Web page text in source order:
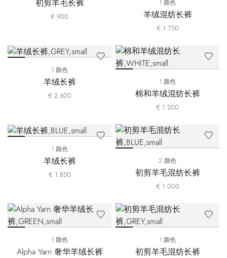
初剪羊毛长裤
€ 900
1 颜色
羊绒混纺长裤
€ 1.750
1 颜色
羊绒长裤
€ 2.600
1 颜色
棉和羊绒混纺长裤
€ 1.200
1 颜色
羊绒长裤
€ 1.850
2 颜色
初剪羊毛混纺长裤
€ 1.000
1 颜色
Alpha Yarn 奢华羊绒长裤
1 颜色
初剪羊毛混纺长裤